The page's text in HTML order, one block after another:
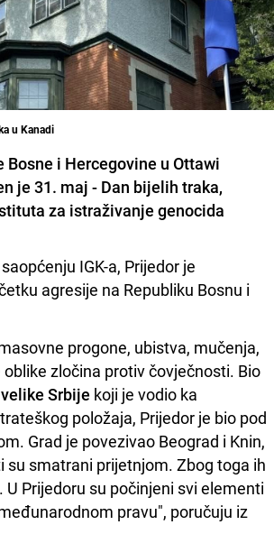
u Kanadi
Bosne i Hercegovine u Ottawi
je 31. maj - Dan bijelih traka,
za istraživanje genocida
IGK-a, Prijedor je
agresije na Republiku Bosnu i
progone, ubistva, mučenja,
zločina protiv čovječnosti. Bio
Srbije koji je vodio ka
položaja, Prijedor je bio pod
Grad je povezivao Beograd i Knin,
su smatrani prijetnjom. Zbog toga ih
Prijedoru su počinjeni svi elementi
pravu", poručuju iz